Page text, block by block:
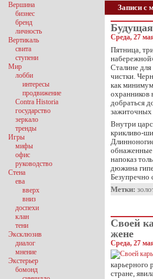
Записи с
Среда, 27
Пятница,
Сталине
чистки.
как
охранников
добраться
зажиточных
Внутри
крикливо-
напоказ
дюжина
Метки:
Своей
жене
Среда, 27
карьерного
стране,
Вершина
бизнес
бренд
личность
Вертикаль
свита
ступени
Мир
лобби
интересы
продвижение
Contra Historia
государство
зеркало
тренды
Игры
мифы
офис
руководство
Стена
ева
вверх
вниз
доспехи
клан
тени
Эксклюзив
диалог
мнение
Экстерьер
бомонд